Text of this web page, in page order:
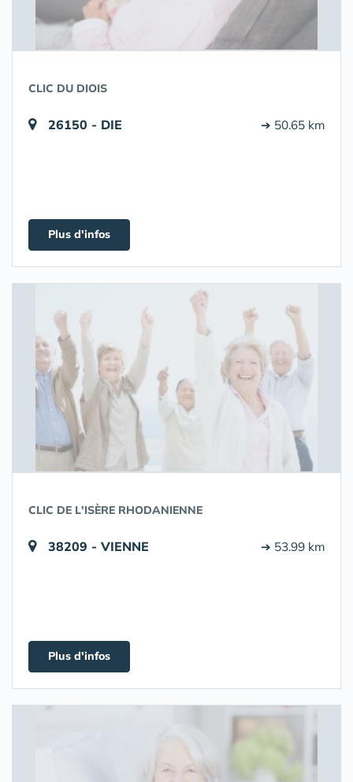
CLIC DU DIOIS
26150 - DIE ➔ 50.65 km
Plus d'infos
CLIC DE L'ISÈRE RHODANIENNE
38209 - VIENNE ➔ 53.99 km
Plus d'infos